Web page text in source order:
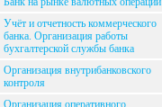
Учёт и отчетность коммерческого
банка. Организация работы
бухгалтерской службы банка
Организация внутрибанковского
контроля
Организация оперативного